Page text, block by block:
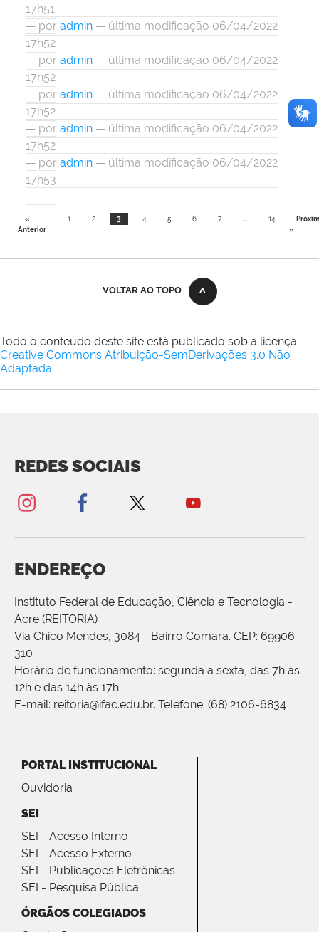
17h51
— por admin — última modificação 06/04/2022
17h52
— por admin — última modificação 06/04/2022
17h52
— por admin — última modificação 06/04/2022
17h52
— por admin — última modificação 06/04/2022
17h52
— por admin — última modificação 06/04/2022
17h53
«
Anterior
1 2 3 4 5 6 7 ... 14
»
VOLTAR AO TOPO
Todo o conteúdo deste site está publicado sob a licença
Creative Commons Atribuição-SemDerivações 3.0 Não
Adaptada.
REDES SOCIAIS
ENDEREÇO
Instituto Federal de Educação, Ciência e Tecnologia -
Acre (REITORIA)
Via Chico Mendes, 3084 - Bairro Comara. CEP: 69906-
310
Horário de funcionamento: segunda a sexta, das 7h às
12h e das 14h às 17h
E-mail: reitoria@ifac.edu.br. Telefone: (68) 2106-6834
PORTAL INSTITUCIONAL
Ouvidoria
SEI
SEI - Acesso Interno
SEI - Acesso Externo
SEI - Publicações Eletrônicas
SEI - Pesquisa Pública
ÓRGÃOS COLEGIADOS